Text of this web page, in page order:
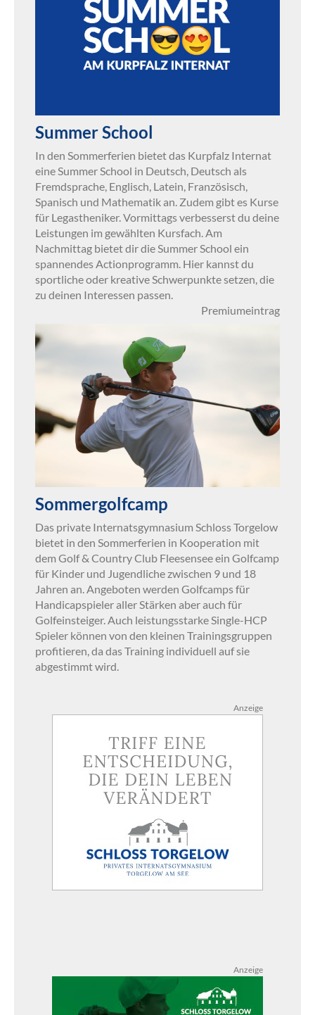
Summer School
In den Sommerferien bietet das Kurpfalz Internat
eine Summer School in Deutsch, Deutsch als
Fremdsprache, Englisch, Latein, Französisch,
Spanisch und Mathematik an. Zudem gibt es Kurse
für Legastheniker. Vormittags verbesserst du deine
Leistungen im gewählten Kursfach. Am
Nachmittag bietet dir die Summer School ein
spannendes Actionprogramm. Hier kannst du
sportliche oder kreative Schwerpunkte setzen, die
zu deinen Interessen passen.
Premiumeintrag
Sommergolfcamp
Das private Internatsgymnasium Schloss Torgelow
bietet in den Sommerferien in Kooperation mit
dem Golf & Country Club Fleesensee ein Golfcamp
für Kinder und Jugendliche zwischen 9 und 18
Jahren an. Angeboten werden Golfcamps für
Handicapspieler aller Stärken aber auch für
Golfeinsteiger. Auch leistungsstarke Single-HCP
Spieler können von den kleinen Trainingsgruppen
profitieren, da das Training individuell auf sie
abgestimmt wird.
Anzeige
Anzeige